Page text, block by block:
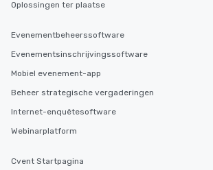
Oplossingen ter plaatse
Evenementbeheerssoftware
Evenementsinschrijvingssoftware
Mobiel evenement-app
Beheer strategische vergaderingen
Internet-enquêtesoftware
Webinarplatform
Cvent Startpagina